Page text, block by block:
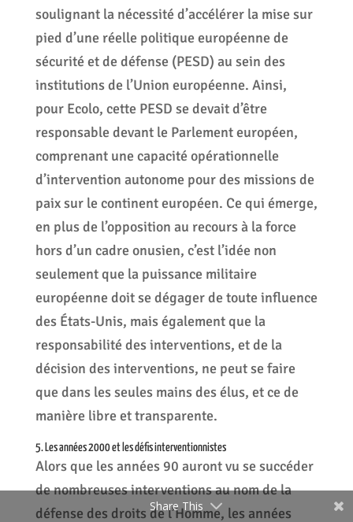
soulignant la nécessité d’accélérer la mise sur
pied d’une réelle politique européenne de
sécurité et de défense (PESD) au sein des
institutions de l’Union européenne. Ainsi,
pour Ecolo, cette PESD se devait d’être
responsable devant le Parlement européen,
comprenant une capacité opérationnelle
d’intervention autonome pour des missions de
paix sur le continent européen. Ce qui émerge,
en plus de l’opposition au recours à la force
hors d’un cadre onusien, c’est l’idée non
seulement que la puissance militaire
européenne doit se dégager de toute influence
des États-Unis, mais également que la
responsabilité des interventions, et de la
décision des interventions, ne peut se faire
que dans les seules mains des élus, et ce de
manière libre et transparente.
5. Les années 2000 et les défis interventionnistes
Alors que les années 90 auront vu se succéder
de nombreuses interventions au nom de la
défense des droits de l’Homme, les années
Share This